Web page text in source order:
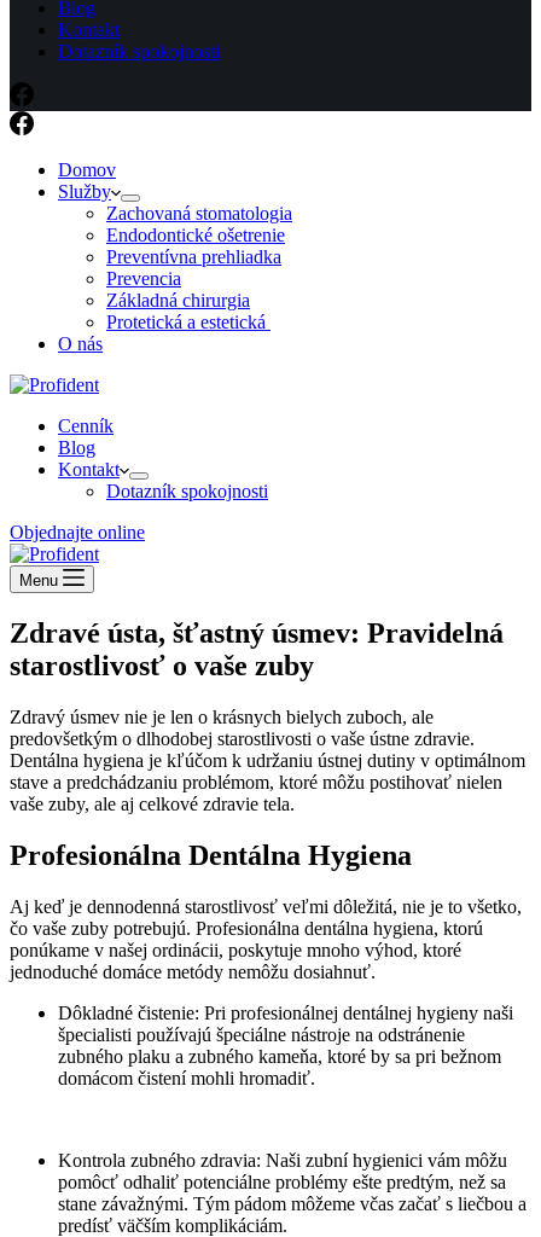
Blog
Kontakt
Dotazník spokojnosti
Domov
Služby
Zachovaná stomatologia​
Endodontické ošetrenie​
Preventívna prehliadka
Prevencia
Základná chirurgia
Protetická a estetická ​
O nás
Cenník
Blog
Kontakt
Dotazník spokojnosti
Objednajte online
Menu
Zdravé ústa, šťastný úsmev: Pravidelná
starostlivosť o vaše zuby
Zdravý úsmev nie je len o krásnych bielych zuboch, ale
predovšetkým o dlhodobej starostlivosti o vaše ústne zdravie.
Dentálna hygiena je kľúčom k udržaniu ústnej dutiny v optimálnom
stave a predchádzaniu problémom, ktoré môžu postihovať nielen
vaše zuby, ale aj celkové zdravie tela.
Profesionálna Dentálna Hygiena
Aj keď je dennodenná starostlivosť veľmi dôležitá, nie je to všetko,
čo vaše zuby potrebujú. Profesionálna dentálna hygiena, ktorú
ponúkame v našej ordinácii, poskytuje mnoho výhod, ktoré
jednoduché domáce metódy nemôžu dosiahnuť.
Dôkladné čistenie: Pri profesionálnej dentálnej hygieny naši
špecialisti používajú špeciálne nástroje na odstránenie
zubného plaku a zubného kameňa, ktoré by sa pri bežnom
domácom čistení mohli hromadiť.
Kontrola zubného zdravia: Naši zubní hygienici vám môžu
pomôcť odhaliť potenciálne problémy ešte predtým, než sa
stane závažnými. Tým pádom môžeme včas začať s liečbou a
predísť väčším komplikáciám.